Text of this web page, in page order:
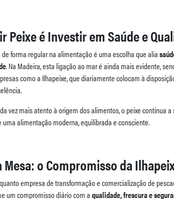
Peixe é Investir em Saúde e
de forma regular na alimentação é uma escolha que alia
. Na Madeira, esta ligação ao mar é ainda mais evidente,
como a Ilhapeixe, que diariamente colocam à
vez mais atento à origem dos alimentos, o peixe continua
alimentação moderna, equilibrada e consciente.
Mesa: o Compromisso da
empresa de transformação e comercialização de
um compromisso diário com aqualidade, frescura e